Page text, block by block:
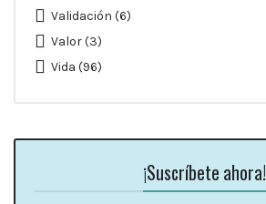
Validación (6)
Valor(3)
Vida (96)
¡Suscríbete ahora!